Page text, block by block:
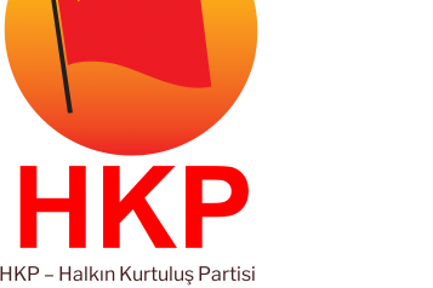
HKP – Halkın Kurtuluş Partisi